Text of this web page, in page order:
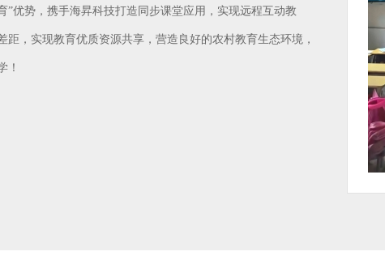
”优势，携手海昇科技打造同步课堂应用，实现远程互动教
距，实现教育优质资源共享，营造良好的农村教育生态环境，
！